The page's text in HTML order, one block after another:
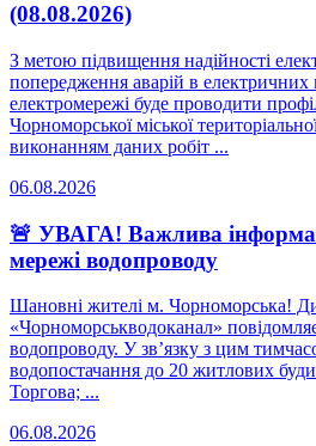
(08.08.2026)
З метою підвищення надійності
попередження аварій в
електромережі буде проводити
Чорноморської міської
виконанням даних робіт ...
06.08.2026
🚨 УВАГА! Важлива
мережі водопроводу
Шановні жителі м. Чорноморська!
«Чорноморськводоканал»
водопроводу. У зв’язку з цим
водопостачання до 20 житлових
Торгова; ...
06.08.2026